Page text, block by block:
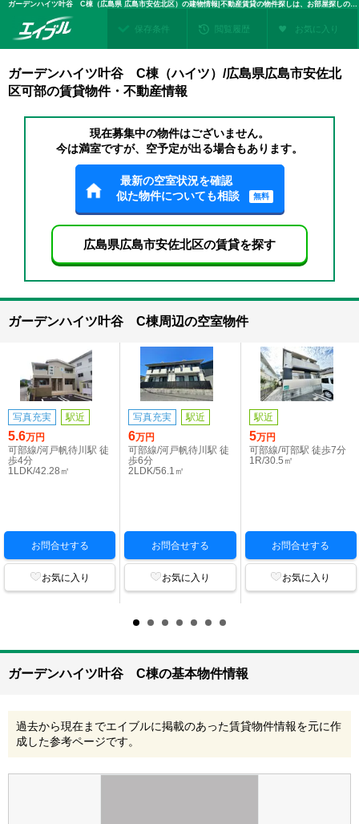
ガーデンハイツ叶谷 C棟（広島県 広島市安佐北区）の建物情報|不動産賃貸の物件探しは、お部屋探しのエイブル
保存条件 閲覧履歴 お気に入り
ガーデンハイツ叶谷 C棟（ハイツ）/広島県広島市安佐北
区可部の賃貸物件・不動産情報
現在募集中の物件はございません。
今は満室ですが、空予定が出る場合もあります。
最新の空室状況を確認
似た物件についても相談
無料
広島県広島市安佐北区の賃貸を探す
ガーデンハイツ叶谷 C棟周辺の空室物件
写真充実 駅近
5.6万円
可部線/河戸帆待川駅 徒
歩4分
1LDK/42.28㎡
お問合せする
お気に入り
写真充実 駅近
6万円
可部線/河戸帆待川駅 徒
歩6分
2LDK/56.1㎡
お問合せする
お気に入り
駅近
5万円
可部線/可部駅 徒歩7分
1R/30.5㎡
お問合せする
お気に入り
ガーデンハイツ叶谷 C棟の基本物件情報
過去から現在までエイブルに掲載のあった賃貸物件情報を元に作
成した参考ページです。